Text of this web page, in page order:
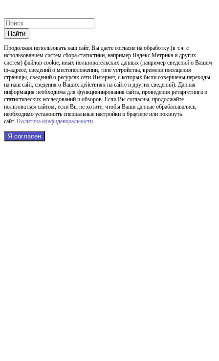
Найти
Продолжая использовать наш cайт, Вы даете согласие на обработку (в т.ч. с
использованием систем сбора статистики, например Яндекс.Метрика и других
систем) файлов cookie, иных пользовательских данных (например сведений о Вашем
ip-адресе, сведений о местоположении, типе устройства, времени посещения
страницы, сведений о ресурсах сети Интернет, с которых были совершены переходы
на наш сайт, сведения о Ваших действиях на сайте и других сведений). Данная
информация необходима для функционирования сайта, проведения ретаргетинга и
статистических исследований и обзоров. Если Вы согласны, продолжайте
пользоваться сайтом, если Вы не хотите, чтобы Ваши данные обрабатывались,
необходимо установить специальные настройки в браузере или покинуть
сайт. Политика конфиденциальности
Я согласен